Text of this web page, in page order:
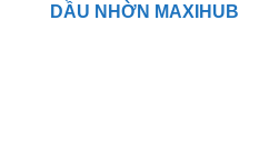
DẦU NHỜN MAXIHUB